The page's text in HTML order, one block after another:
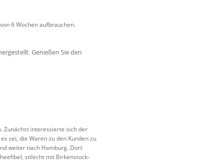
6 Wochen aufbrauchen.
Genießen Sie den
Zunächst interessierte sich der
sei, die Waren zu den Kunden zu
weiter nach Hamburg. Dort
stilecht mit Birkenstock-